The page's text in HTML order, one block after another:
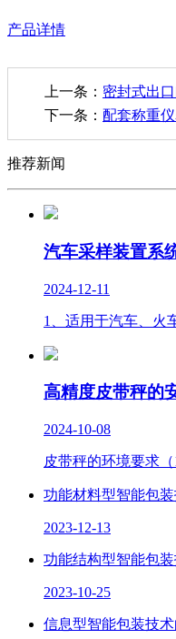
产品详情
上一条： 密封式出
下一条： 配套称重
推荐新闻
汽车采样装置系
2024-12-11
1、适用于汽车、火
高精度皮带秤的
2024-10-08
皮带秤的环境要求
功能材料型智能包
2023-12-13
功能结构型智能包
2023-10-25
信息型智能包装技